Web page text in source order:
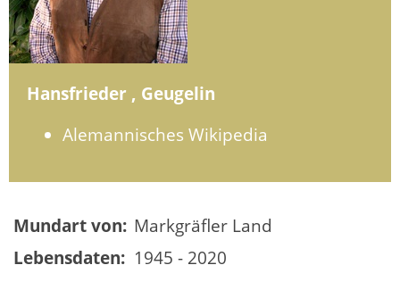
Hansfrieder , Geugelin
Alemannisches Wikipedia
Mundart von: Markgräfler Land
Lebensdaten: 1945 - 2020